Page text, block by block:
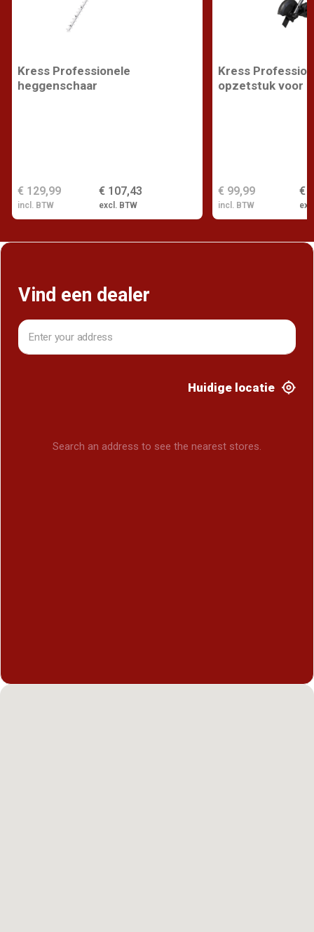
Kress Professionele
heggenschaar
€ 107,43
excl. BTW
€ 129,99
incl. BTW
Kress
opzetstuk voor
€
€ 99,99
incl. BTW
Vind een dealer
Huidige locatie
Search an address to see the nearest stores.